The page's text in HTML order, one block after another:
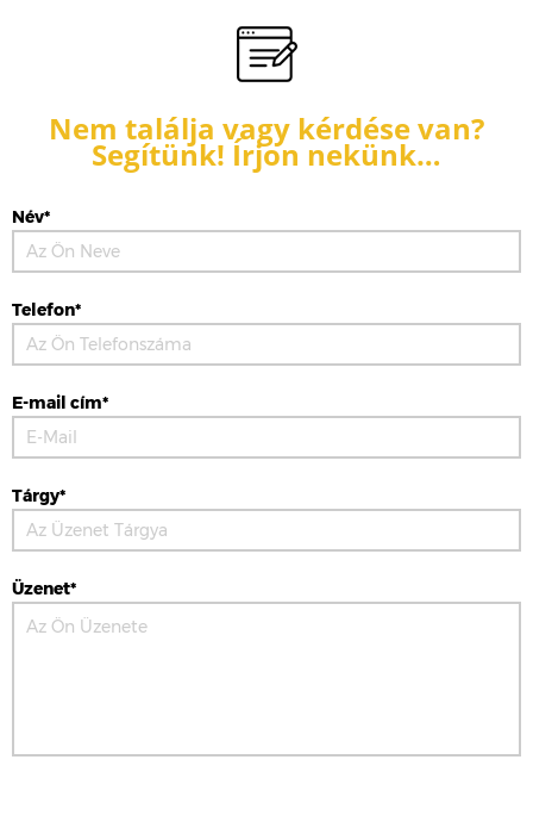
Nem találja vagy kérdése van?
Segítünk! Írjon nekünk…
Név*
Telefon*
E-mail cím*
Tárgy*
Üzenet*